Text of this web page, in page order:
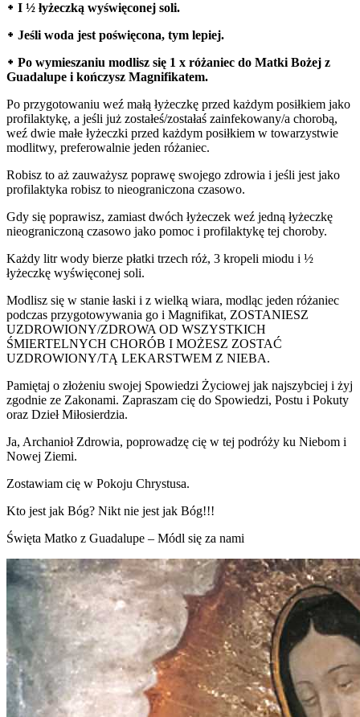
᛭ I ½ łyżeczką wyświęconej soli.
᛭ Jeśli woda jest poświęcona, tym lepiej.
᛭ Po wymieszaniu modlisz się 1 x różaniec do Matki Bożej z
Guadalupe i kończysz Magnifikatem.
Po przygotowaniu weź małą łyżeczkę przed każdym posiłkiem jako
profilaktykę, a jeśli już zostałeś/zostałaś zainfekowany/a chorobą,
weź dwie małe łyżeczki przed każdym posiłkiem w towarzystwie
modlitwy, preferowalnie jeden różaniec.
Robisz to aż zauważysz poprawę swojego zdrowia i jeśli jest jako
profilaktyka robisz to nieograniczona czasowo.
Gdy się poprawisz, zamiast dwóch łyżeczek weź jedną łyżeczkę
nieograniczoną czasowo jako pomoc i profilaktykę tej choroby.
Każdy litr wody bierze płatki trzech róż, 3 kropeli miodu i ½
łyżeczkę wyświęconej soli.
Modlisz się w stanie łaski i z wielką wiara, modląc jeden różaniec
podczas przygotowywania go i Magnifikat, ZOSTANIESZ
UZDROWIONY/ZDROWA OD WSZYSTKICH
ŚMIERTELNYCH CHORÓB I MOŻESZ ZOSTAĆ
UZDROWIONY/TĄ LEKARSTWEM Z NIEBA.
Pamiętaj o złożeniu swojej Spowiedzi Życiowej jak najszybciej i żyj
zgodnie ze Zakonami. Zapraszam cię do Spowiedzi, Postu i Pokuty
oraz Dzieł Miłosierdzia.
Ja, Archanioł Zdrowia, poprowadzę cię w tej podróży ku Niebom i
Nowej Ziemi.
Zostawiam cię w Pokoju Chrystusa.
Kto jest jak Bóg? Nikt nie jest jak Bóg!!!
Święta Matko z Guadalupe – Módl się za nami